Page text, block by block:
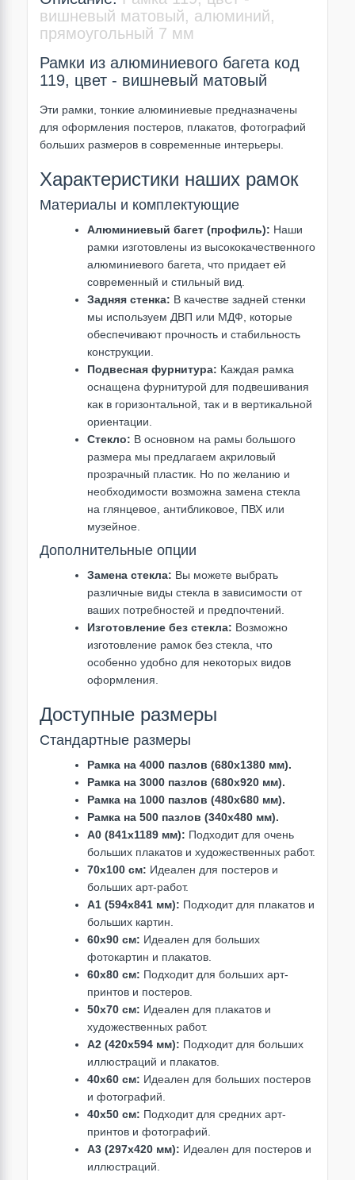
вишневый матовый, алюминий,
прямоугольный 7 мм
Рамки из алюминиевого багета код
119, цвет - вишневый матовый
Эти рамки, тонкие алюминиевые предназначены
для оформления постеров, плакатов, фотографий
больших размеров в современные интерьеры.
Характеристики наших рамок
Материалы и комплектующие
Алюминиевый багет (профиль): Наши
рамки изготовлены из высококачественного
алюминиевого багета, что придает ей
современный и стильный вид.
Задняя стенка: В качестве задней стенки
мы используем ДВП или МДФ, которые
обеспечивают прочность и стабильность
конструкции.
Подвесная фурнитура: Каждая рамка
оснащена фурнитурой для подвешивания
как в горизонтальной, так и в вертикальной
ориентации.
Стекло: В основном на рамы большого
размера мы предлагаем акриловый
прозрачный пластик. Но по желанию и
необходимости возможна замена стекла
на глянцевое, антибликовое, ПВХ или
музейное.
Дополнительные опции
Замена стекла: Вы можете выбрать
различные виды стекла в зависимости от
ваших потребностей и предпочтений.
Изготовление без стекла: Возможно
изготовление рамок без стекла, что
особенно удобно для некоторых видов
оформления.
Доступные размеры
Стандартные размеры
Рамка на 4000 пазлов (680х1380 мм).
Рамка на 3000 пазлов (680х920 мм).
Рамка на 1000 пазлов (480х680 мм).
Рамка на 500 пазлов (340х480 мм).
A0 (841x1189 мм): Подходит для очень
больших плакатов и художественных работ.
70x100 см: Идеален для постеров и
больших арт-работ.
A1 (594x841 мм): Подходит для плакатов и
больших картин.
60x90 см: Идеален для больших
фотокартин и плакатов.
60x80 см: Подходит для больших арт-
принтов и постеров.
50x70 см: Идеален для плакатов и
художественных работ.
A2 (420x594 мм): Подходит для больших
иллюстраций и плакатов.
40x60 см: Идеален для больших постеров
и фотографий.
40x50 см: Подходит для средних арт-
принтов и фотографий.
A3 (297x420 мм): Идеален для постеров и
иллюстраций.